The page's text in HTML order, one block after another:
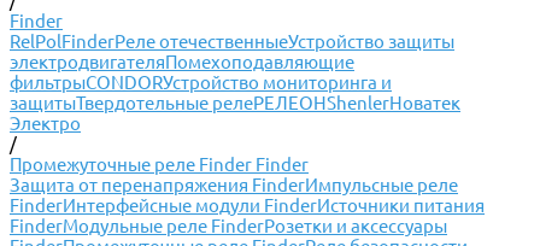
Finder
RelPolFinderРеле отечественныеУстройство защиты
электродвигателяПомехоподавляющие
фильтрыCONDORУстройство мониторинга и
защитыТвердотельные релеРЕЛЕОНShenlerНоватек
Электро
/
Промежуточные реле Finder Finder
Защита от перенапряжения FinderИмпульсные реле
FinderИнтерфейсные модули FinderИсточники питания
FinderМодульные реле FinderРозетки и аксессуары